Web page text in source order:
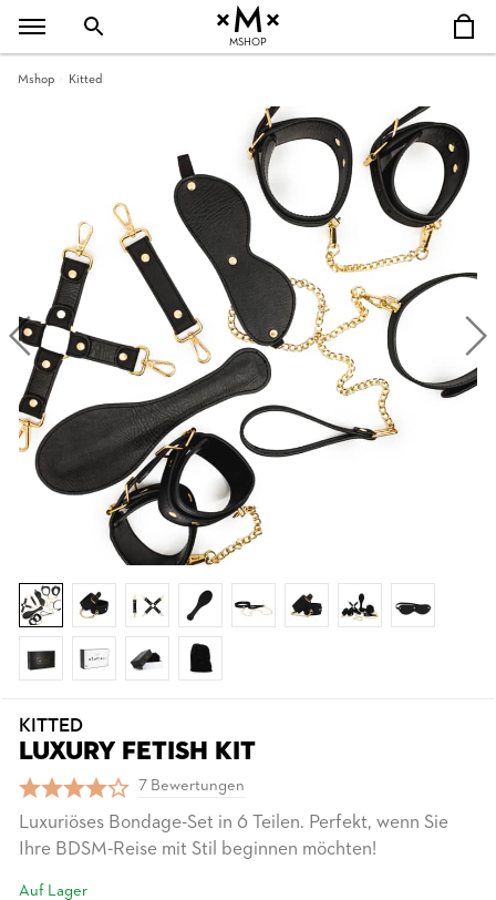
MSHOP
Mshop Kitted
KITTED
LUXURY FETISH KIT
7 Bewertungen
Luxuriöses Bondage-Set in 6 Teilen. Perfekt, wenn Sie
Ihre BDSM-Reise mit Stil beginnen möchten!
Auf Lager